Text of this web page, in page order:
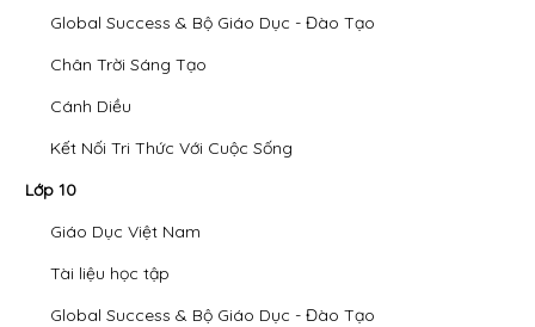
Global Success & Bộ Giáo Dục - Đào Tạo
Chân Trời Sáng Tạo
Cánh Diều
Kết Nối Tri Thức Với Cuộc Sống
Lớp 10
Giáo Dục Việt Nam
Tài liệu học tập
Global Success & Bộ Giáo Dục - Đào Tạo